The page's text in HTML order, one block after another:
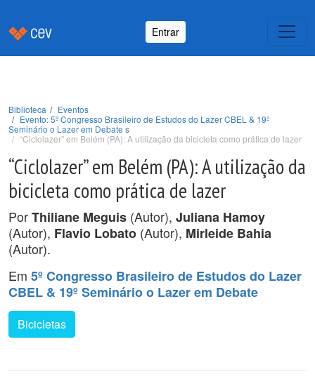
Entrar
Biblioteca
Eventos
Evento: 5º Congresso Brasileiro de Estudos do Lazer CBEL & 19º
Seminário o Lazer em Debate s
“Ciclolazer” em Belém (PA): A utilização da bicicleta como prática de lazer
“Ciclolazer” em Belém (PA): A utilização da
bicicleta como prática de lazer
PorThiliane Meguis (Autor), Juliana Hamoy
(Autor), Flavio Lobato (Autor), Mirleide Bahia
(Autor).
Em 5º Congresso Brasileiro de Estudos do Lazer
CBEL & 19º Seminário o Lazer em Debate
Bicicletas